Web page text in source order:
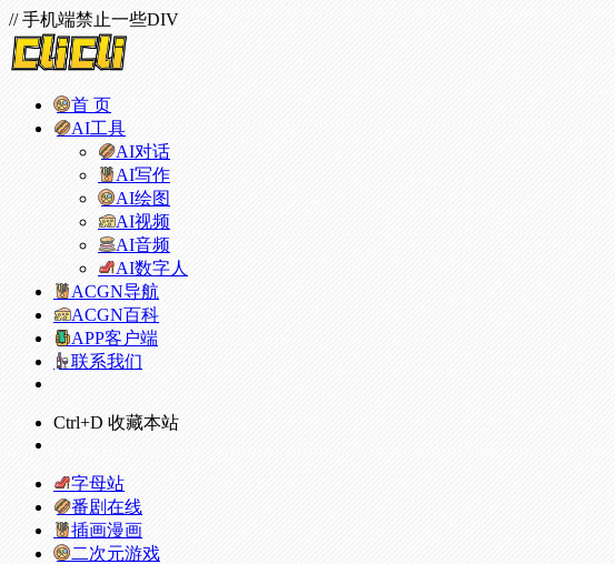
// 手机端禁止一些DIV
首 页
AI工具
AI对话
AI写作
AI绘图
AI视频
AI音频
AI数字人
ACGN导航
ACGN百科
APP客户端
联系我们
Ctrl+D 收藏本站
字母站
番剧在线
插画漫画
二次元游戏